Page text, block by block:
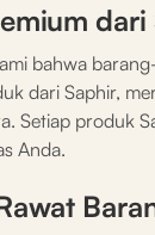
dari
bahwa
dari Saphir,
Setiap produk
Anda.